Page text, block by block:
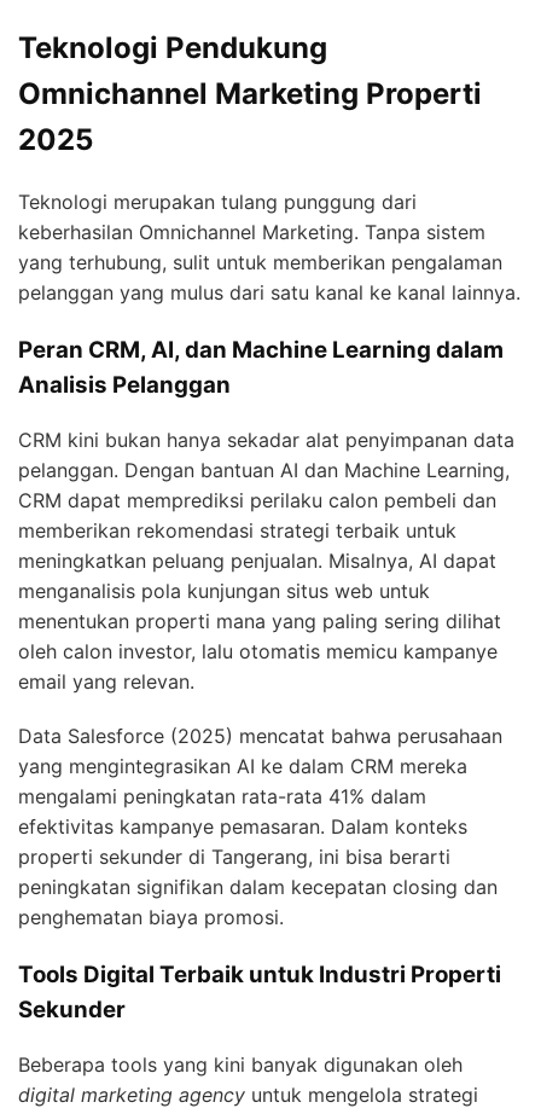
Teknologi Pendukung
Omnichannel Marketing Properti
2025
Teknologi merupakan tulang punggung dari
keberhasilan Omnichannel Marketing. Tanpa sistem
yang terhubung, sulit untuk memberikan pengalaman
pelanggan yang mulus dari satu kanal ke kanal lainnya.
Peran CRM, AI, dan Machine Learning dalam
Analisis Pelanggan
CRM kini bukan hanya sekadar alat penyimpanan data
pelanggan. Dengan bantuan AI dan Machine Learning,
CRM dapat memprediksi perilaku calon pembeli dan
memberikan rekomendasi strategi terbaik untuk
meningkatkan peluang penjualan. Misalnya, AI dapat
menganalisis pola kunjungan situs web untuk
menentukan properti mana yang paling sering dilihat
oleh calon investor, lalu otomatis memicu kampanye
email yang relevan.
Data Salesforce (2025) mencatat bahwa perusahaan
yang mengintegrasikan AI ke dalam CRM mereka
mengalami peningkatan rata-rata 41% dalam
efektivitas kampanye pemasaran. Dalam konteks
properti sekunder di Tangerang, ini bisa berarti
peningkatan signifikan dalam kecepatan closing dan
penghematan biaya promosi.
Tools Digital Terbaik untuk Industri Properti
Sekunder
Beberapa tools yang kini banyak digunakan oleh
digital marketing agency untuk mengelola strategi